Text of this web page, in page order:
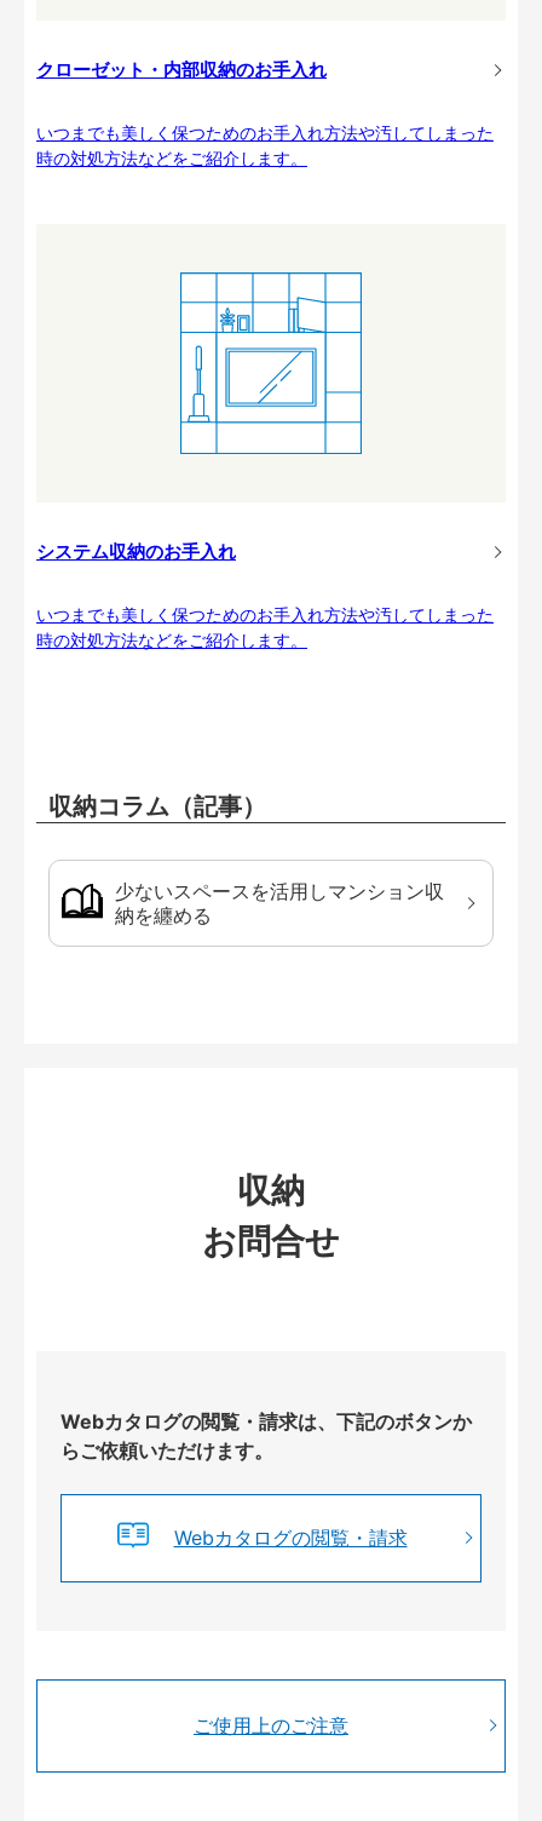
クローゼット・内部収納のお手入れ
いつまでも美しく保つためのお手入れ方法や汚してしまった
時の対処方法などをご紹介します。
システム収納のお手入れ
いつまでも美しく保つためのお手入れ方法や汚してしまった
時の対処方法などをご紹介します。
収納コラム（記事）
少ないスペースを活用しマンション収
納を纏める
収納
お問合せ
Webカタログの閲覧・請求は、下記のボタンか
らご依頼いただけます。
Webカタログの閲覧・請求
ご使用上のご注意